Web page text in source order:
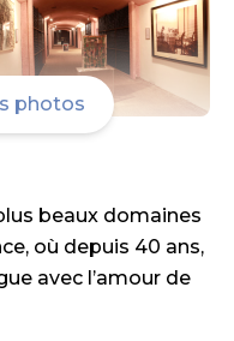
photos
beaux domaines
où depuis 40 ans,
avec l’amour de